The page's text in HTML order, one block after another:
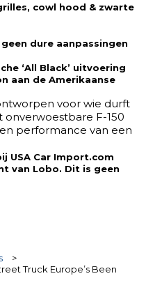
cowl hood & zwarte
dure aanpassingen
‘All Black’ uitvoering
aan de Amerikaanse
voor wie durft
F-150
performance van een
USA Car Import.com
van Lobo. Dit is geen
>
Truck Europe’s Been